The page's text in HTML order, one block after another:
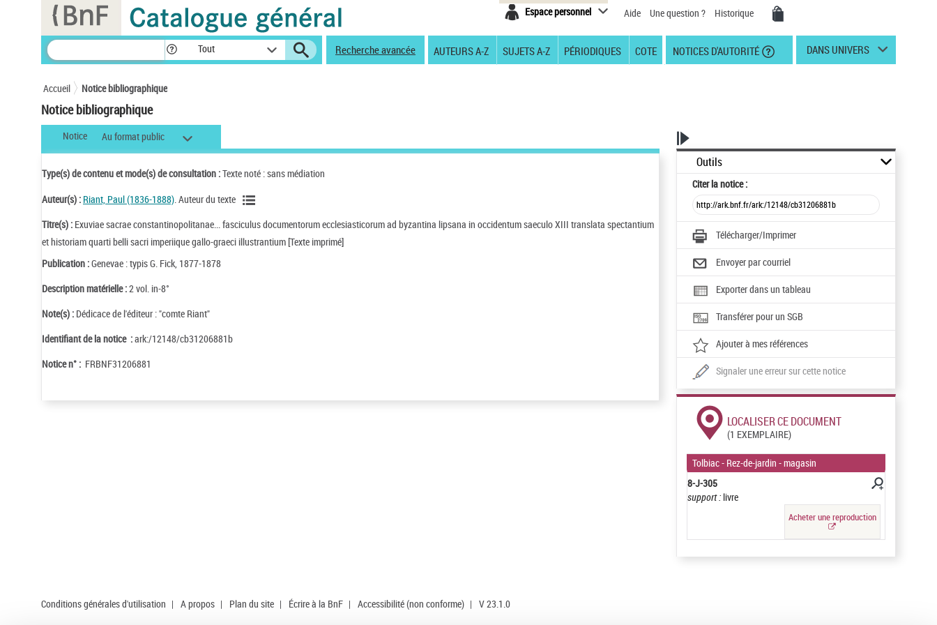
Espace personnel Aide Une question ? Historique
Tout Recherche avancée AUTEURS A-Z SUJETS A-Z PÉRIODIQUES COTE NOTICES D'AUTORITÉ DANS UNIVERS
Accueil Notice bibliographique
Notice bibliographique
Notice Au format public
Type(s) de contenu et mode(s) de consultation :Texte noté : sans médiation
Auteur(s) : Riant, Paul (1836-1888) . Auteur du texte
Titre(s) : Exuviae sacrae constantinopolitanae... fasciculus documentorum ecclesiasticorum ad byzantina lipsana in occidentum saeculo XIII translata spectantium
et historiam quarti belli sacri imperiique gallo-graeci illustrantium [Texte imprimé]
Publication :Genevae : typis G. Fick, 1877-1878
Description matérielle :2 vol. in-8°
Note(s) : Dédicace de l'éditeur : "comte Riant"
Identifiant de la notice :ark:/12148/cb31206881b
Notice n° : FRBNF31206881
Outils
Citerla notice :
Télécharger/Imprimer
Envoyer par courriel
Exporter dans un tableau
Transférer pour un SGB
Ajouter à mes références
Signaler une erreur sur cette notice
LOCALISER CE DOCUMENT
(1 EXEMPLAIRE)
Tolbiac - Rez-de-jardin - magasin
8-J-305
support :livre
Acheter une reproduction
Conditions générales d'utilisation | A propos | Plan du site | Écrire à la BnF | Accessibilité (non conforme) | V 23.1.0
Panneau de gestion des cookies